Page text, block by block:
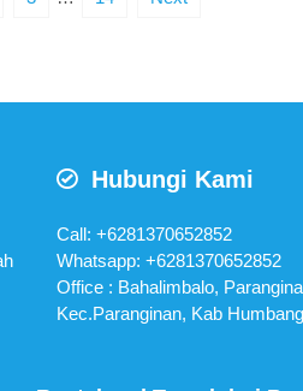
Hubungi Kami
Call: +6281370652852
Whatsapp:+6281370652852
Office : Bahalimbalo,
Kec.Paranginan, Kab